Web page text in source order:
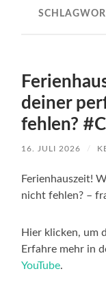
deiner
fehlen?
16. JULI 2026 /
Ferienhauszeit!
nicht fehlen? –
„Ferienhauszeit!
darf
bei
Hier klicken, um
Erfahre mehr in
YouTube.